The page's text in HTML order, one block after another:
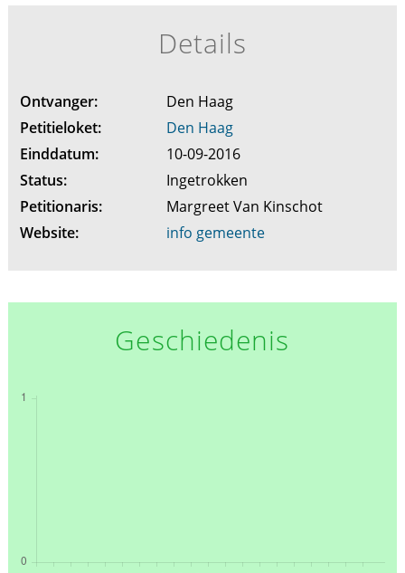
Details
Ontvanger:
Den Haag
Petitieloket:
Den Haag
Einddatum:
10-09-2016
Status:
Ingetrokken
Petitionaris:
Margreet Van Kinschot
Website:
info gemeente
Geschiedenis